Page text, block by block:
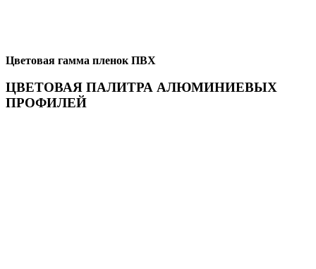
Цветовая гамма пленок ПВХ
ЦВЕТОВАЯ ПАЛИТРА АЛЮМИНИЕВЫХ
ПРОФИЛЕЙ